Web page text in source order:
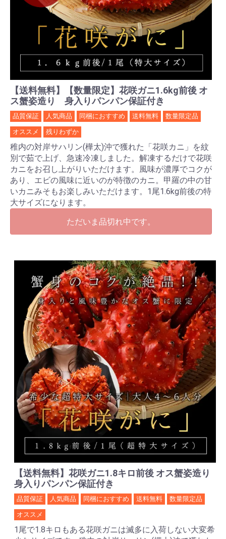
【送料無料】【数量限定】花咲ガニ1.6kg前後 オ
ス蟹姿造り 身入りパンパン保証付き
品質保証 人気商品 同梱におすすめ 送料無料 数量限定品
オススメ 残りわずか
稚内の対岸サハリン(樺太)沖で獲れた「花咲カニ」を紋
別で茹で上げ、急速冷凍しました。解凍するだけで花咲
カニをお召し上がりいただけます。風味が濃厚でコクが
あり、エビの風味に近いのが特徴のカニ。甲羅の中の甘
いカニみそもお楽しみいただけます。1尾1.6kg前後の特
大サイズになります。
ただいま品切れ中です。
【送料無料】花咲ガニ1.8キロ前後 オス蟹姿造り
身入りパンパン保証付き
品質保証 人気商品 同梱におすすめ 送料無料 数量限定品
オススメ
1尾で1.8キロもある花咲ガニは滅多に入荷しない大変希